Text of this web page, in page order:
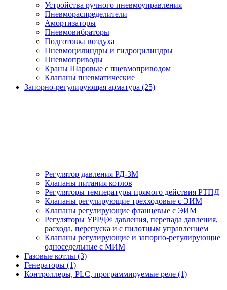
Устройства ручного пневмоуправления
Пневмораспределители
Амортизаторы
Пневмовибраторы
Подготовка воздуха
Пневмоцилиндры и гидроцилиндры
Пневмоприводы
Краны Шаровые с пневмоприводом
Клапаны пневматические
Запорно-регулирующая арматура (25)
Регулятор давления РД-3М
Клапаны питания котлов
Регуляторы температуры прямого действия РТПД
Клапаны регулирующие трехходовые с ЭИМ
Клапаны регулирующие фланцевые с ЭИМ
Регуляторы УРРД® давления, перепада давления,
расхода, перепуска и с пилотным управлением
Клапаны регулирующие и запорно-регулирующие
односедельные с МИМ
Газовые котлы (3)
Генераторы (1)
Контроллеры, PLС, программируемые реле (1)